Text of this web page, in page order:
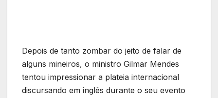
Depois de tanto zombar do jeito de falar de
alguns mineiros, o ministro Gilmar Mendes
tentou impressionar a plateia internacional
discursando em inglês durante o seu evento